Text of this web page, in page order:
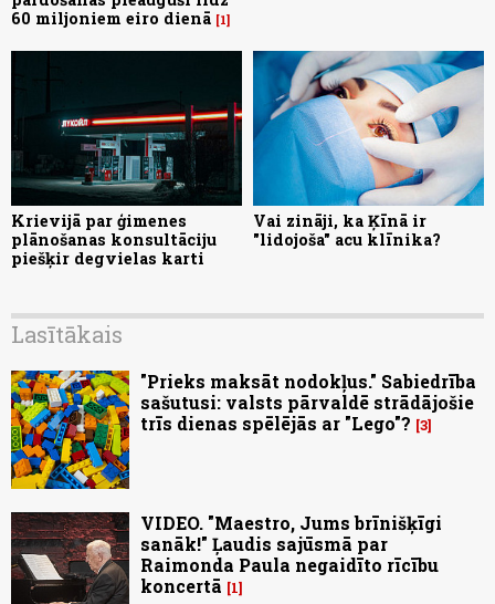
60 miljoniem eiro dienā 1
Krievijā par ģimenes
plānošanas konsultāciju
piešķir degvielas karti
Vai zināji, ka Ķīnā ir
"lidojoša" acu klīnika?
Lasītākais
"Prieks maksāt nodokļus." Sabiedrība
sašutusi: valsts pārvaldē strādājošie
trīs dienas spēlējās ar "Lego"? 3
VIDEO. "Maestro, Jums brīnišķīgi
sanāk!" Ļaudis sajūsmā par
Raimonda Paula negaidīto rīcību
koncertā
1